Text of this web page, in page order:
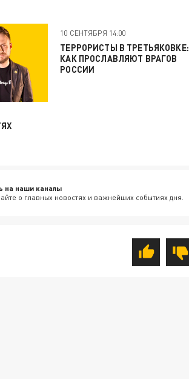
10 СЕНТЯБРЯ 14:00
ТЕРРОРИСТЫ В ТРЕТЬЯКОВКЕ:
КАК ПРОСЛАВЛЯЮТ ВРАГОВ
РОССИИ
на наши каналы
о главных новостях и важнейших событиях дня.